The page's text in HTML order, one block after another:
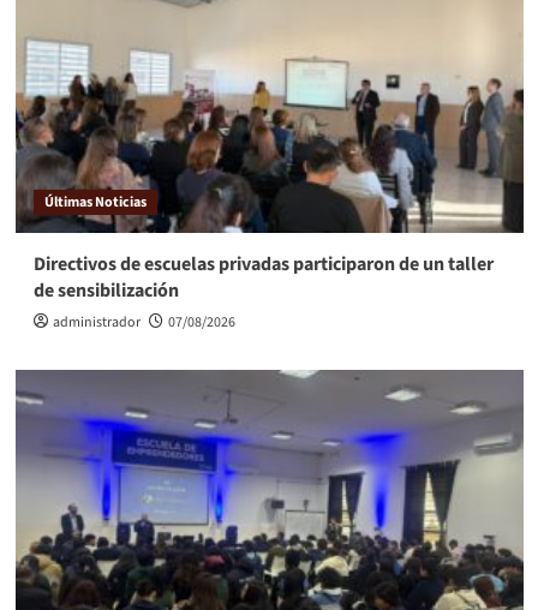
Últimas Noticias
Directivos de escuelas privadas participaron de un taller
de sensibilización
administrador 07/08/2026